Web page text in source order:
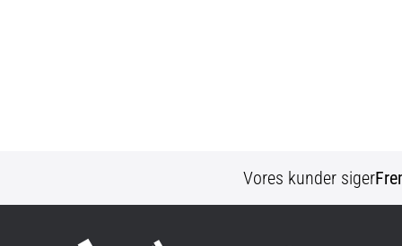
Vores kunder siger